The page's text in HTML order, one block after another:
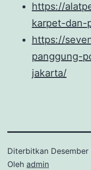
https://
karpet-dan-
https://
panggung-
jakarta/
Diterbitkan
Oleh admin